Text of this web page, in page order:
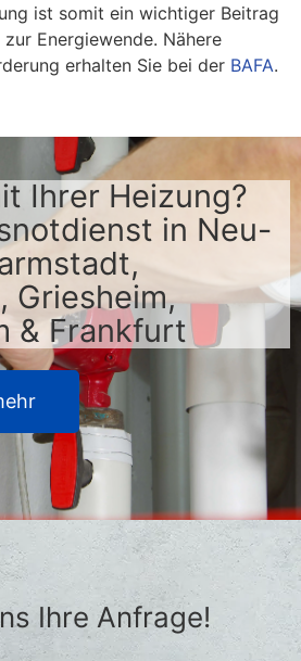
ist somit ein wichtiger Beitrag
Energiewende. Nähere
erhalten Sie bei der BAFA.
Ihrer Heizung?
in Neu-
Griesheim,
& Frankfurt
Ihre Anfrage!